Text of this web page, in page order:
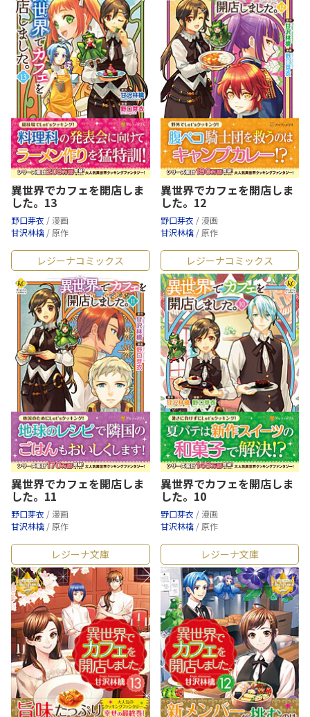
異世界でカフェを開店しま
した。13
野口芽衣 / 漫画
甘沢林檎 / 原作
異世界でカフェを開店しま
した。12
野口芽衣 / 漫画
甘沢林檎 / 原作
レジーナコミックス
異世界でカフェを開店しま
した。11
野口芽衣 / 漫画
甘沢林檎 / 原作
レジーナコミックス
異世界でカフェを開店しま
した。10
野口芽衣 / 漫画
甘沢林檎 / 原作
レジーナ文庫 レジーナ文庫